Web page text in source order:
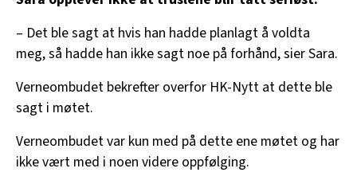
– Det ble sagt at hvis han hadde planlagt å voldta
meg, så hadde han ikke sagt noe på forhånd, sier Sara.
Verneombudet bekrefter overfor HK-Nytt at dette ble
sagt i møtet.
Verneombudet var kun med på dette ene møtet og har
ikke vært med i noen videre oppfølging.